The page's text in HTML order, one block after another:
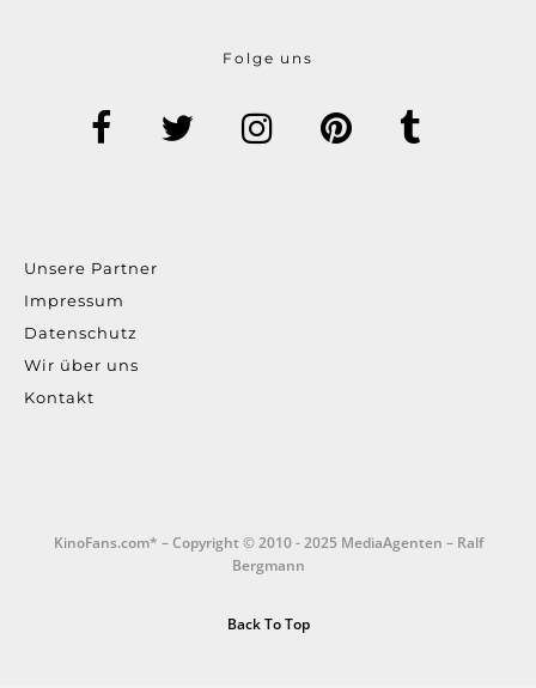
Folge uns
Unsere Partner
Impressum
Datenschutz
Wir über uns
Kontakt
KinoFans.com* – Copyright © 2010 - 2025 MediaAgenten – Ralf
Bergmann
Back To Top